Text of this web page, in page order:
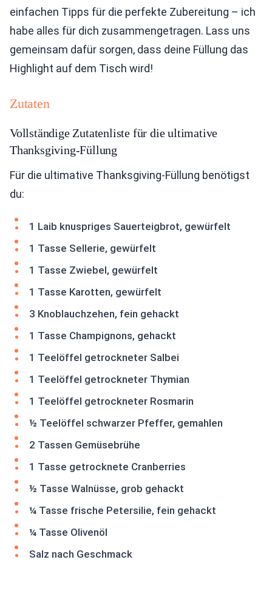
einfachen Tipps für die perfekte Zubereitung – ich
habe alles für dich zusammengetragen. Lass uns
gemeinsam dafür sorgen, dass deine Füllung das
Highlight auf dem Tisch wird!
Zutaten
Vollständige Zutatenliste für die ultimative
Thanksgiving-Füllung
Für die ultimative Thanksgiving-Füllung benötigst
du:
1 Laib knuspriges Sauerteigbrot, gewürfelt
1 Tasse Sellerie, gewürfelt
1 Tasse Zwiebel, gewürfelt
1 Tasse Karotten, gewürfelt
3 Knoblauchzehen, fein gehackt
1 Tasse Champignons, gehackt
1 Teelöffel getrockneter Salbei
1 Teelöffel getrockneter Thymian
1 Teelöffel getrockneter Rosmarin
½ Teelöffel schwarzer Pfeffer, gemahlen
2 Tassen Gemüsebrühe
1 Tasse getrocknete Cranberries
½ Tasse Walnüsse, grob gehackt
¼ Tasse frische Petersilie, fein gehackt
¼ Tasse Olivenöl
Salz nach Geschmack